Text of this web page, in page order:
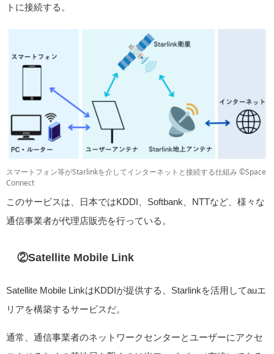
トに接続する。
スマートフォン等がStarlinkを介してインターネットと接続する仕組み ©Space
Connect
このサービスは、日本ではKDDI、Softbank、NTTなど、様々な
通信事業者が代理店販売を行っている。
②Satellite Mobile Link
Satellite Mobile LinkはKDDIが提供する、Starlinkを活用してauエ
リアを構築するサービスだ。
通常、通信事業者のネットワークセンターとユーザーにアクセ